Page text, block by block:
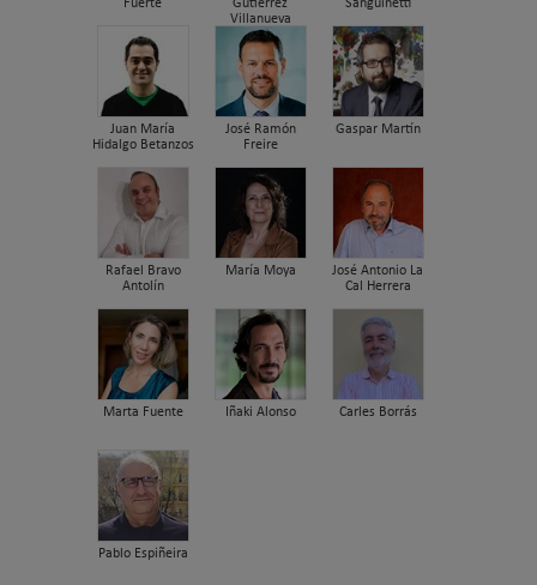
Fuerte
Gutiérrez
Villanueva
Sanguinetti
Juan María
Hidalgo Betanzos
José Ramón
Freire
Gaspar Martín
Rafael Bravo
Antolín
María Moya
José Antonio La
Cal Herrera
Marta Fuente Iñaki Alonso Carles Borrás
Pablo Espiñeira